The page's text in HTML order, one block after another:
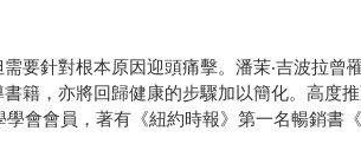
要針對根本原因迎頭痛擊。潘茉‧吉波拉
籍，亦將回歸健康的步驟加以簡化。高度推
會會員，著有《紐約時報》第一名暢銷書